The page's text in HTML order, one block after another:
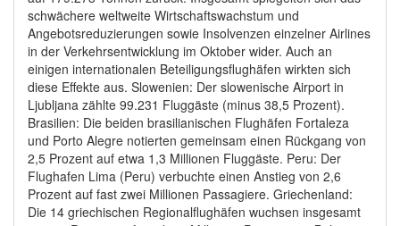
schwächere weltweite Wirtschaftswachstum und
Angebotsreduzierungen sowie Insolvenzen einzelner Airlines
in der Verkehrsentwicklung im Oktober wider. Auch an
einigen internationalen Beteiligungsflughäfen wirkten sich
diese Effekte aus. Slowenien: Der slowenische Airport in
Ljubljana zählte 99.231 Fluggäste (minus 38,5 Prozent).
Brasilien: Die beiden brasilianischen Flughäfen Fortaleza
und Porto Alegre notierten gemeinsam einen Rückgang von
2,5 Prozent auf etwa 1,3 Millionen Fluggäste. Peru: Der
Flughafen Lima (Peru) verbuchte einen Anstieg von 2,6
Prozent auf fast zwei Millionen Passagiere. Griechenland:
Die 14 griechischen Regionalflughäfen wuchsen insgesamt